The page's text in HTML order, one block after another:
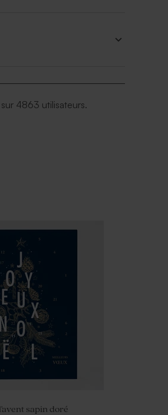
4863 utilisateurs.
sapin doré